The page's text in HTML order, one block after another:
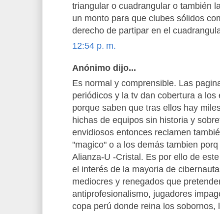
triangular o cuadrangular o también
un monto para que clubes sólidos
derecho de partipar en el
12:54 p. m.
Anónimo dijo...
Es normal y comprensible. Las
periódicos y la tv dan cobertura a
porque saben que tras ellos hay
hichas de equipos sin historia y
envidiosos entonces reclamen
"magico" o a los demás tambien
Alianza-U -Cristal. Es por ello de
el interés de la mayoria de
mediocres y renegados que
antiprofesionalismo, jugadores
copa perú donde reina los sobornos,